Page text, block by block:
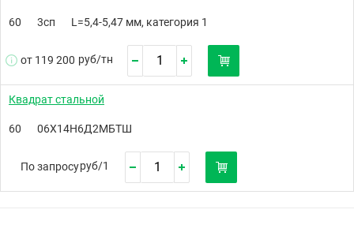
60 3сп L=5,4-5,47 мм, категория 1
от 119 200 руб/тн
Квадрат стальной
60 06Х14Н6Д2МБТШ
По запросуруб/1